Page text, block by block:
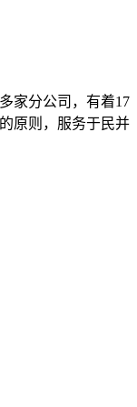
家分公司，有着17
原则，服务于民并